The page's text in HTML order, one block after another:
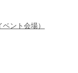
ベント会場）